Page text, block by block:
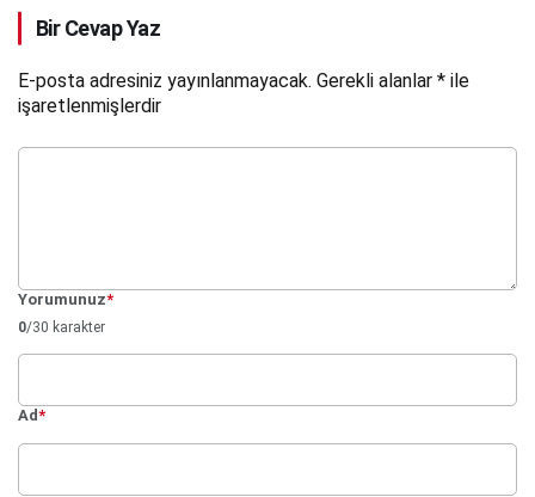
Gelmedi
Bir Cevap Yaz
E-posta adresiniz yayınlanmayacak. Gerekli alanlar * ile
işaretlenmişlerdir
Yorumunuz*
0/30 karakter
Ad*